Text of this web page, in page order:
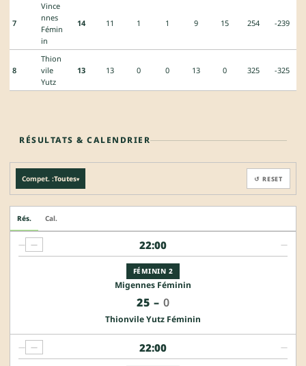
7
Vince
nnes
Fémin
in
14 11 1 1 9 15 254 -239
8
Thion
vile
Yutz
13 13 0 0 13 0 325 -325
RÉSULTATS & CALENDRIER
Compet. :Toutes▾ ↺ RESET
Rés. Cal.
22:00
FÉMININ 2
Migennes Féminin
25 – 0
Thionvile Yutz Féminin
— — —
22:00
— — —